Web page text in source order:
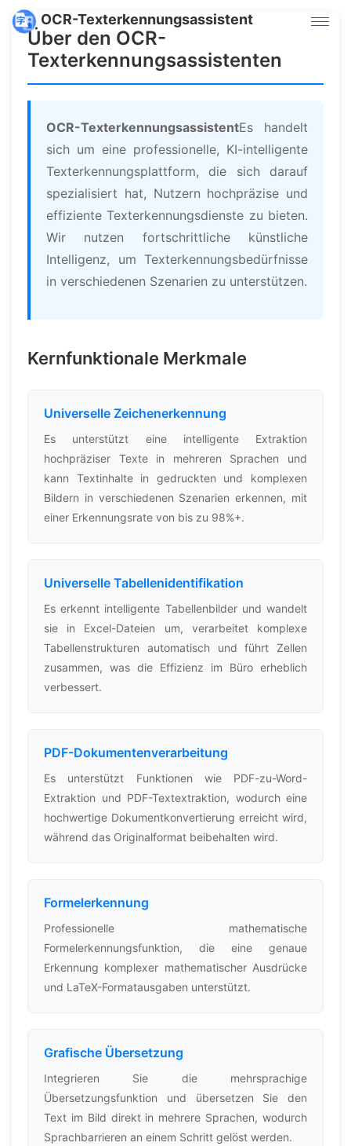
OCR-Texterkennungsassistent
Über den OCR-
Texterkennungsassistenten
OCR-TexterkennungsassistentEs handelt
sich um eine professionelle, KI-intelligente
Texterkennungsplattform, die sich darauf
spezialisiert hat, Nutzern hochpräzise und
effiziente Texterkennungsdienste zu bieten.
Wir nutzen fortschrittliche künstliche
Intelligenz, um Texterkennungsbedürfnisse
in verschiedenen Szenarien zu unterstützen.
Kernfunktionale Merkmale
Universelle Zeichenerkennung
Es unterstützt eine intelligente Extraktion
hochpräziser Texte in mehreren Sprachen und
kann Textinhalte in gedruckten und komplexen
Bildern in verschiedenen Szenarien erkennen, mit
einer Erkennungsrate von bis zu 98%+.
Universelle Tabellenidentifikation
Es erkennt intelligente Tabellenbilder und wandelt
sie in Excel-Dateien um, verarbeitet komplexe
Tabellenstrukturen automatisch und führt Zellen
zusammen, was die Effizienz im Büro erheblich
verbessert.
PDF-Dokumentenverarbeitung
Es unterstützt Funktionen wie PDF-zu-Word-
Extraktion und PDF-Textextraktion, wodurch eine
hochwertige Dokumentkonvertierung erreicht wird,
während das Originalformat beibehalten wird.
Formelerkennung
Professionelle mathematische
Formelerkennungsfunktion, die eine genaue
Erkennung komplexer mathematischer Ausdrücke
und LaTeX-Formatausgaben unterstützt.
Grafische Übersetzung
Integrieren Sie die mehrsprachige
Übersetzungsfunktion und übersetzen Sie den
Text im Bild direkt in mehrere Sprachen, wodurch
Sprachbarrieren an einem Schritt gelöst werden.